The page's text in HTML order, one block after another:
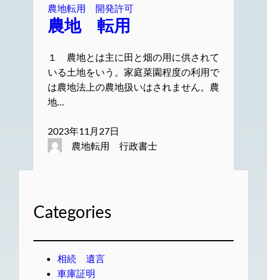
農地転用 開発許可
農地 転用
１ 農地とは主に田と畑の用に供されて
いる土地をいう。家庭菜園程度の利用で
は農地法上の農地扱いはされません。農
地…
2023年11月27日
農地転用 行政書士
Categories
相続 遺言
車庫証明